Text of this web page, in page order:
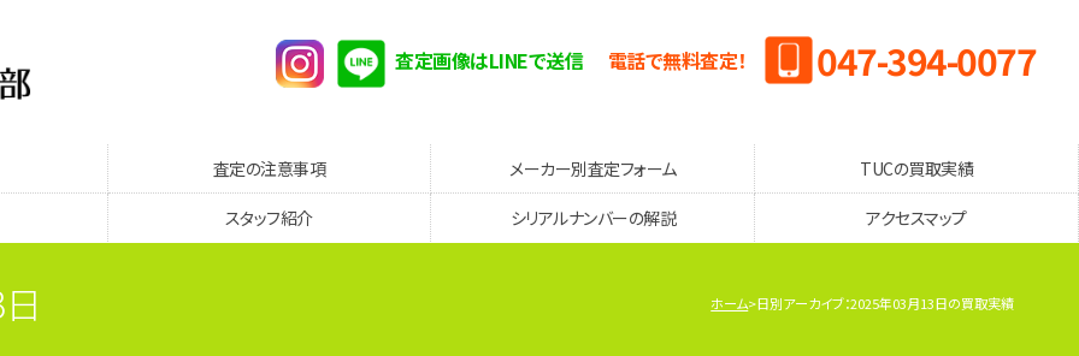
電話で無料査定！ 047-394-0077
査定画像はLINEで送信
査定の注意事項 メーカー別査定フォーム TUCの買取実績
スタッフ紹介 シリアルナンバーの解説 アクセスマップ
ホーム 日別アーカイブ：2025年03月13日の買取実績